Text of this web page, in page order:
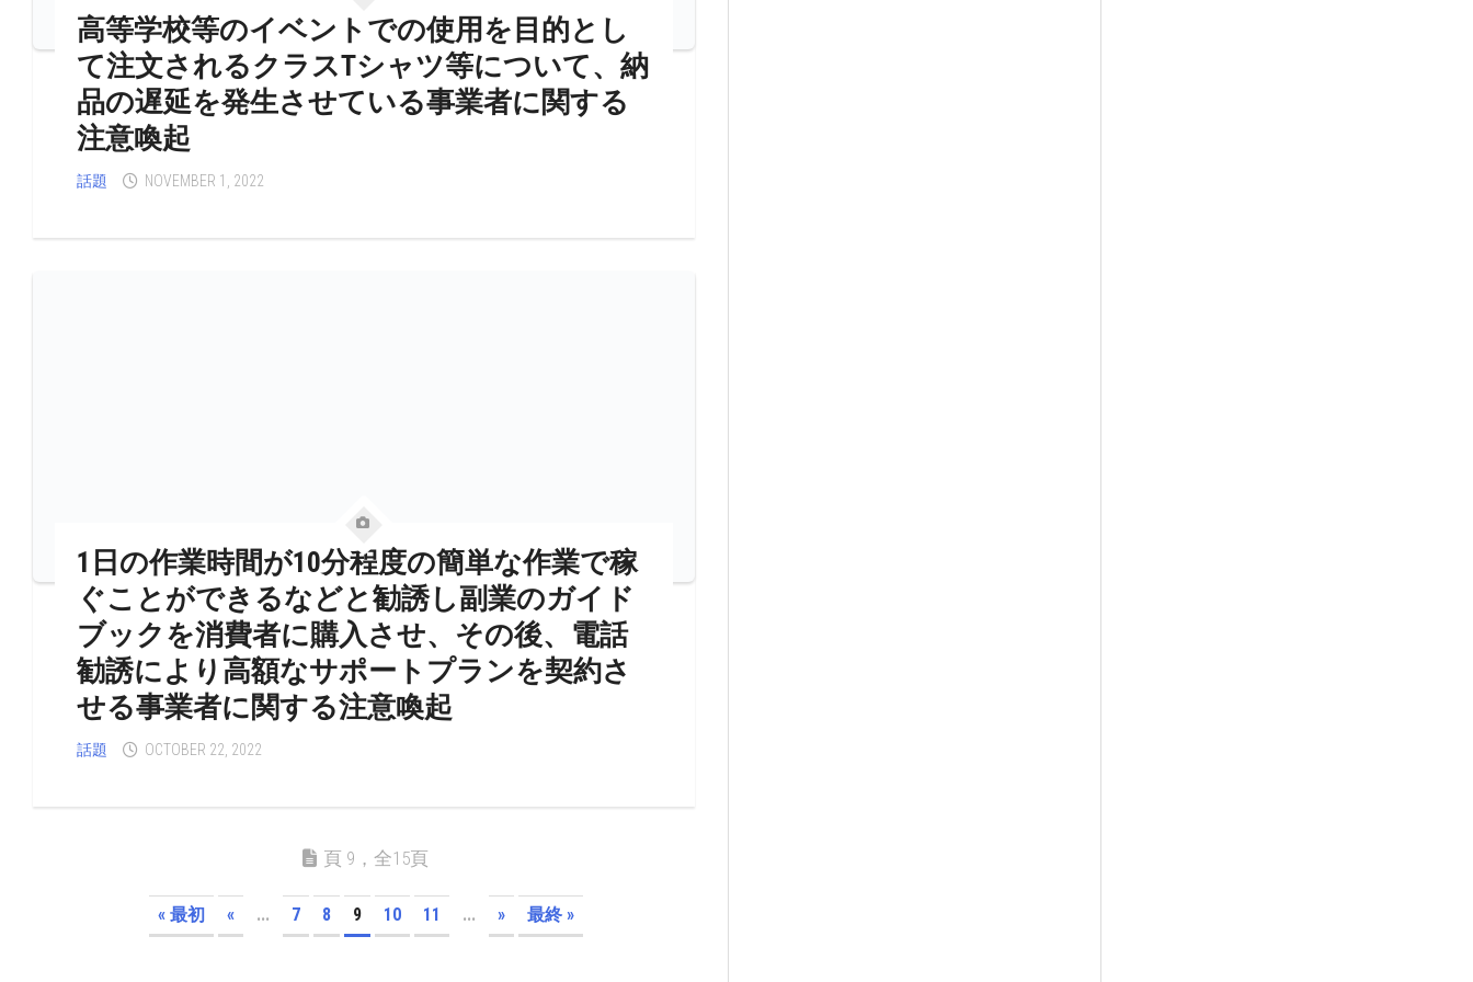
高等学校等のイベントでの使用を目的とし
て注文されるクラスTシャツ等について、納
品の遅延を発生させている事業者に関する
注意喚起
話題 NOVEMBER 1, 2022
1日の作業時間が10分程度の簡単な作業で稼
ぐことができるなどと勧誘し副業のガイド
ブックを消費者に購入させ、その後、電話
勧誘により高額なサポートプランを契約さ
せる事業者に関する注意喚起
話題 OCTOBER 22, 2022
頁 9，全15頁
« 最初 « ... 7 8 9 10 11 ... » 最終 »